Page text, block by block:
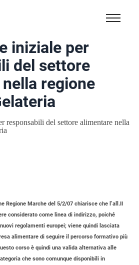
iniziale per
del settore
regione
Regione Marche del 5/2/07 chiarisce che l’all.II
considerato come linea di indirizzo, poiché
regolamenti europei; viene quindi lasciata
alimentare di seguire il percorso formativo più
corso è quindi una valida alternativa alle
che sono comunque disponibili in